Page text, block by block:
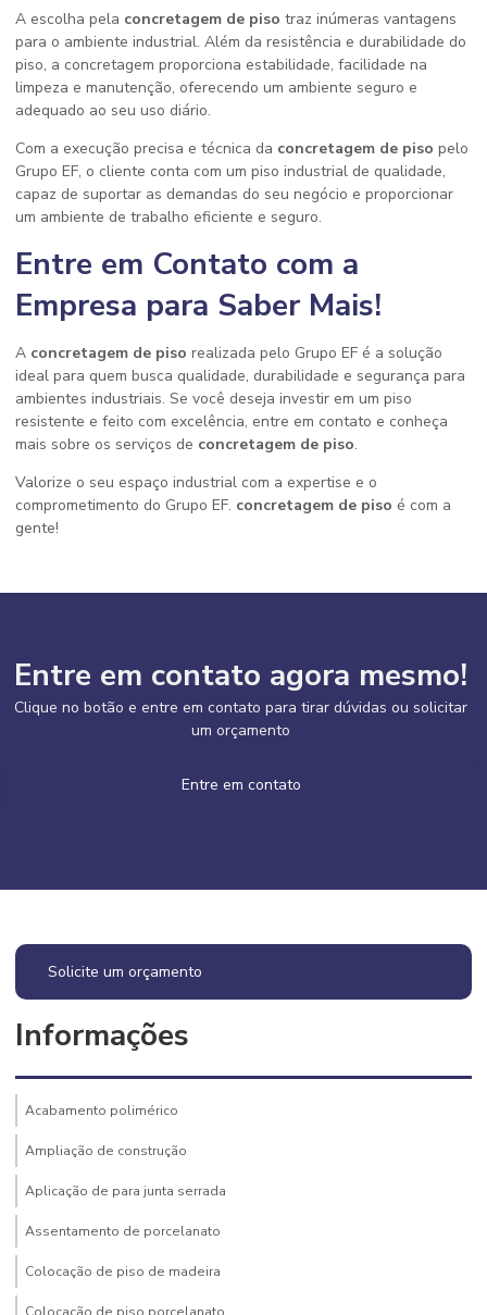
A escolha pela concretagem de piso traz inúmeras vantagens
para o ambiente industrial. Além da resistência e durabilidade do
piso, a concretagem proporciona estabilidade, facilidade na
limpeza e manutenção, oferecendo um ambiente seguro e
adequado ao seu uso diário.
Com a execução precisa e técnica da concretagem de piso pelo
Grupo EF, o cliente conta com um piso industrial de qualidade,
capaz de suportar as demandas do seu negócio e proporcionar
um ambiente de trabalho eficiente e seguro.
Entre em Contato com a
Empresa para Saber Mais!
A concretagem de piso realizada pelo Grupo EF é a solução
ideal para quem busca qualidade, durabilidade e segurança para
ambientes industriais. Se você deseja investir em um piso
resistente e feito com excelência, entre em contato e conheça
mais sobre os serviços de concretagem de piso.
Valorize o seu espaço industrial com a expertise e o
comprometimento do Grupo EF. concretagem de piso é com a
gente!
Entre em contato agora mesmo!
Clique no botão e entre em contato para tirar dúvidas ou solicitar
um orçamento
Entre em contato
Solicite um orçamento
Informações
Acabamento polimérico
Ampliação de construção
Aplicação de para junta serrada
Assentamento de porcelanato
Colocação de piso de madeira